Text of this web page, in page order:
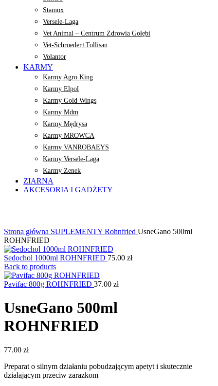
Stamox
Versele-Laga
Vet Animal – Centrum Zdrowia Gołębi
Vet-Schroeder+Tollisan
Volantor
KARMY
Karmy Agro King
Karmy Elpol
Karmy Gold Wings
Karmy Mdm
Karmy Mędrysa
Karmy MROWCA
Karmy VANROBAEYS
Karmy Versele-Laga
Karmy Zenek
ZIARNA
AKCESORIA I GADŻETY
Strona główna SUPLEMENTY Rohnfried UsneGano 500ml
ROHNFRIED
Sedochol 1000ml ROHNFRIED 75.00 zł
Back to products
Pavifac 800g ROHNFRIED 37.00 zł
UsneGano 500ml
ROHNFRIED
77.00 zł
Preparat o silnym działaniu pobudzającym apetyt i skutecznie
działającym przeciw zarazkom